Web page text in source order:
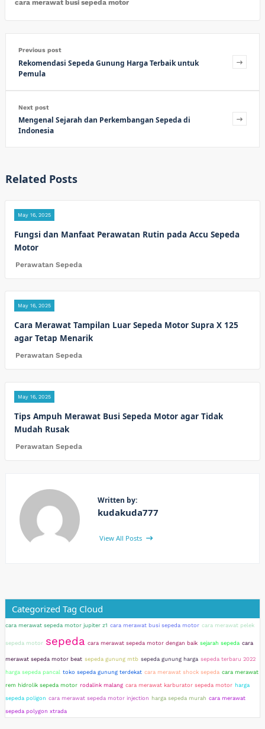
cara merawat busi sepeda motor
Previous post
Rekomendasi Sepeda Gunung Harga Terbaik untuk
Pemula
Next post
Mengenal Sejarah dan Perkembangan Sepeda di
Indonesia
Related Posts
May 16, 2025
Fungsi dan Manfaat Perawatan Rutin pada Accu Sepeda
Motor
Perawatan Sepeda
May 16, 2025
Cara Merawat Tampilan Luar Sepeda Motor Supra X 125
agar Tetap Menarik
Perawatan Sepeda
May 16, 2025
Tips Ampuh Merawat Busi Sepeda Motor agar Tidak
Mudah Rusak
Perawatan Sepeda
Written by:
kudakuda777
View All Posts
Categorized Tag Cloud
cara merawat sepeda motor jupiter z1 cara merawat busi sepeda motor cara merawat pelek
sepeda motor sepeda cara merawat sepeda motor dengan baik sejarah sepeda cara
merawat sepeda motor beat sepeda gunung mtb sepeda gunung harga sepeda terbaru 2022
harga sepeda pancal toko sepeda gunung terdekat cara merawat shock sepeda cara merawat
rem hidrolik sepeda motor rodalink malang cara merawat karburator sepeda motor harga
sepeda poligon cara merawat sepeda motor injection harga sepeda murah cara merawat
sepeda polygon xtrada